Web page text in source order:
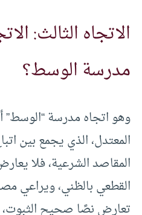
الاتجاه الثالث:
مدرسة الوسط؟
وهو اتجاه مدرسة “الوسط”
المعتدل، الذي يجمع بين
المقاصد الشرعية، فلا
القطعي بالظني، ويراعي
تعارض نصًا صحيح الثبوت،